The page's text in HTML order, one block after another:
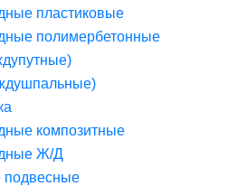
пластиковые
полимербетонные
композитные
Ж/Д
подвесные